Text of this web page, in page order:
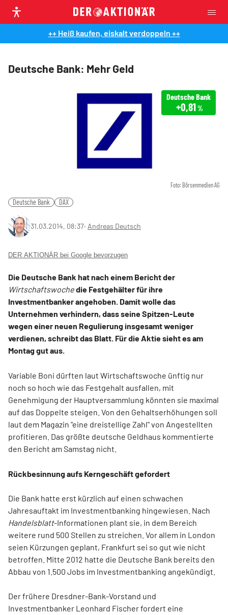
++ Heiß kaufen, eiskalt verdoppeln ++
Deutsche Bank: Mehr Geld
Foto: Börsenmedien AG
Deutsche Bank
+0,81%
Deutsche Bank DAX
31.03.2014, 08:37‧ Andreas Deutsch
DER AKTIONÄR bei Google bevorzugen
Die Deutsche Bank hat nach einem Bericht der
Wirtschaftswochedie Festgehälter für ihre
Investmentbanker angehoben. Damit wolle das
Unternehmen verhindern, dass seine Spitzen-Leute
wegen einer neuen Regulierung insgesamt weniger
verdienen, schreibt das Blatt. Für die Aktie sieht es am
Montag gut aus.
Variable Boni dürften laut Wirtschaftswoche ünftig nur
noch so hoch wie das Festgehalt ausfallen, mit
Genehmigung der Hauptversammlung könnten sie maximal
auf das Doppelte steigen. Von den Gehaltserhöhungen soll
laut dem Magazin "eine dreistellige Zahl" von Angestellten
profitieren. Das größte deutsche Geldhaus kommentierte
den Bericht am Samstag nicht.
Rückbesinnung aufs Kerngeschäft gefordert
Die Bank hatte erst kürzlich auf einen schwachen
Jahresauftakt im Investmentbanking hingewiesen. Nach
Handelsblatt-Informationen plant sie, in dem Bereich
weitere rund 500 Stellen zu streichen. Vor allem in London
seien Kürzungen geplant, Frankfurt sei so gut wie nicht
betroffen. Mitte 2012 hatte die Deutsche Bank bereits den
Abbau von 1.500 Jobs im Investmentbanking angekündigt.
Der frühere Dresdner-Bank-Vorstand und
Investmentbanker Leonhard Fischer fordert eine